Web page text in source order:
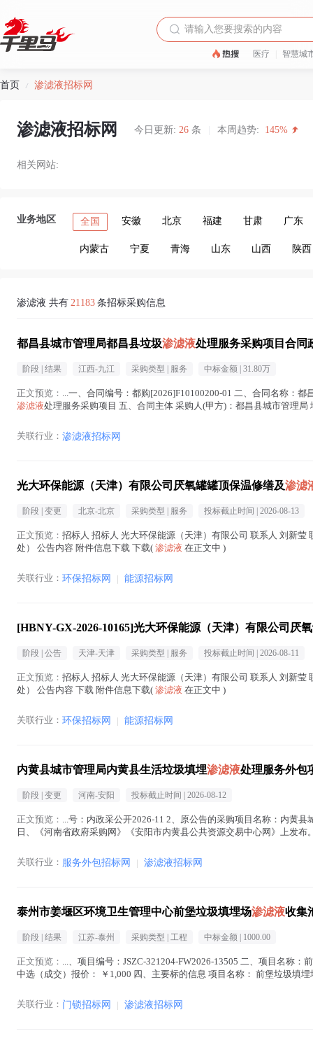
医疗 智慧城
首页 / 渗滤液招标网
渗滤液招标网 今日更新: 26 条 本周趋势: 145%
相关网站:
业务地区 全国 安徽 北京 福建 甘肃 广东
内蒙古 宁夏 青海 山东 山西 陕西
渗滤液 共有 21183 条招标采购信息
都昌县城市管理局都昌县垃圾渗滤液处理服务采购项目合同
阶段 | 结果 江西-九江 采购类型 | 服务 中标金额 | 31.80万
正文预览： ...一、合同编号：都购[2026]F10100200-01 二、合同名称：都
渗滤液处理服务采购项目 五、合同主体 采购人(甲方)：都昌县城市管理
关联行业： 渗滤液招标网
光大环保能源（天津）有限公司厌氧罐罐顶保温修缮及渗滤
阶段 | 变更 北京-北京 采购类型 | 服务 投标截止时间 | 2026-08-13
正文预览： 招标人 招标人 光大环保能源（天津）有限公司 联系人 刘新
处） 公告内容 附件信息下载 下载( 渗滤液 在正文中 )
关联行业： 环保招标网 | 能源招标网
[HBNY-GX-2026-10165]光大环保能源（天津）有限公司厌
阶段 | 公告 天津-天津 采购类型 | 服务 投标截止时间 | 2026-08-11
正文预览： 招标人 招标人 光大环保能源（天津）有限公司 联系人 刘新
处） 公告内容 下载 附件信息下载( 渗滤液 在正文中 )
关联行业： 环保招标网 | 能源招标网
内黄县城市管理局内黄县生活垃圾填埋渗滤液处理服务外包
阶段 | 变更 河南-安阳 投标截止时间 | 2026-08-12
正文预览： ...号：内政采公开2026-11 2、原公告的采购项目名称：内黄
日、《河南省政府采购网》《安阳市内黄县公共资源交易中心网》上发
关联行业： 服务外包招标网 | 渗滤液招标网
泰州市姜堰区环境卫生管理中心前堡垃圾填埋场渗滤液收集
阶段 | 结果 江苏-泰州 采购类型 | 工程 中标金额 | 1000.00
正文预览： ...、项目编号：JSZC-321204-FW2026-13505 二、项目名称：
中选（成交）报价： ￥1,000 四、主要标的信息 项目名称： 前堡垃圾填埋
关联行业： 门锁招标网 | 渗滤液招标网